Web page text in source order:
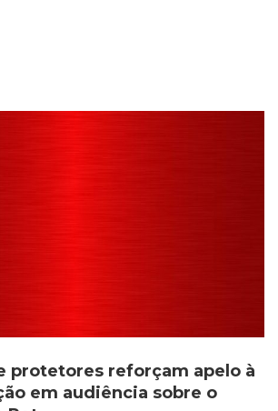
protetores reforçam apelo à
em audiência sobre o